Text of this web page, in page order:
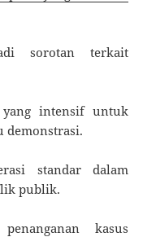
sorotan terkait
intensif untuk
demonstrasi.
standar dalam
publik.
kasus